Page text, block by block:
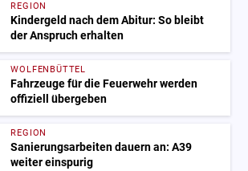
REGION
Kindergeld nach dem Abitur: So bleibt
der Anspruch erhalten
WOLFENBÜTTEL
Fahrzeuge für die Feuerwehr werden
offiziell übergeben
REGION
Sanierungsarbeiten dauern an: A39
weiter einspurig